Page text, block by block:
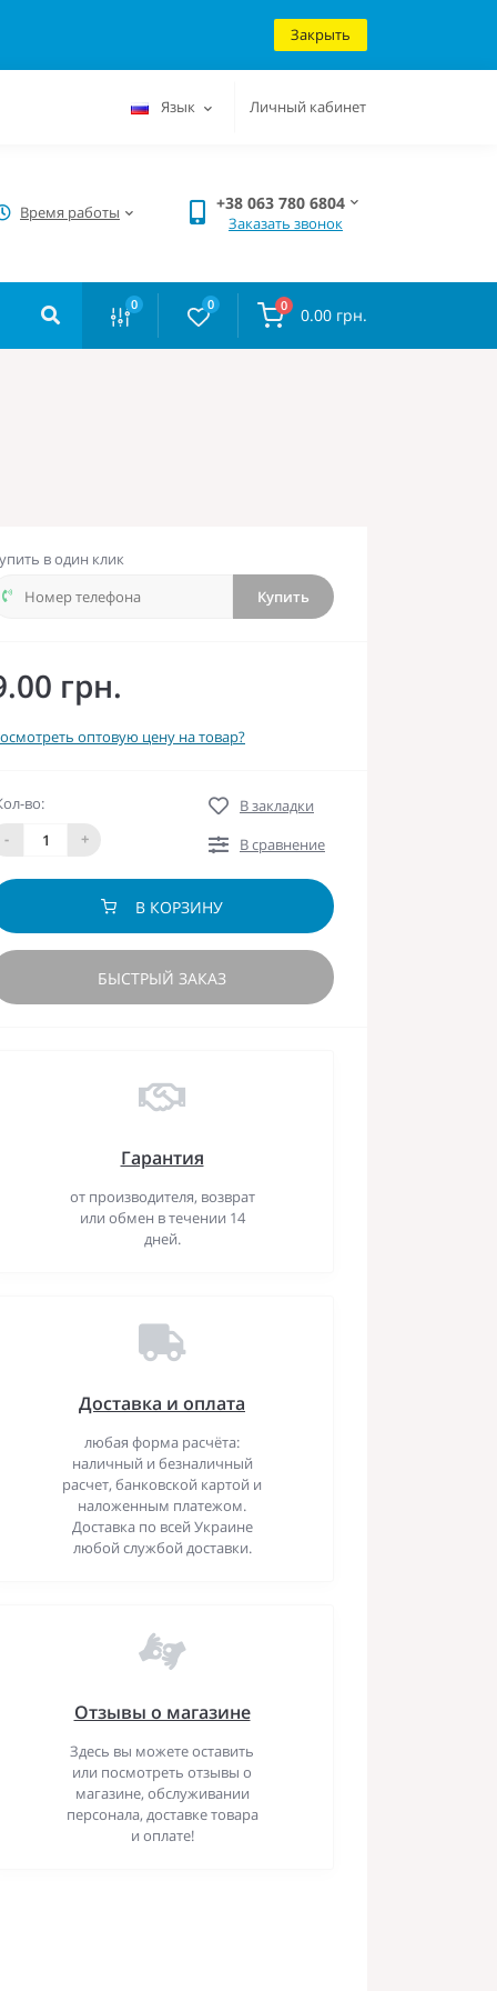
Закрыть
Язык Личный кабинет
Время работы +38 063 780 6804
Заказать звонок
0 0 0 0.00 грн.
в один клик
Купить
грн.
оптовую цену на товар?
во:
-
+
В закладки
В сравнение
В КОРЗИНУ
БЫСТРЫЙ ЗАКАЗ
Гарантия
от производителя, возврат
или обмен в течении 14
дней.
Доставка и оплата
любая форма расчёта:
наличный и безналичный
расчет, банковской картой и
наложенным платежом.
Доставка по всей Украине
любой службой доставки.
Отзывы о магазине
Здесь вы можете оставить
или посмотреть отзывы о
магазине, обслуживании
персонала, доставке товара
и оплате!